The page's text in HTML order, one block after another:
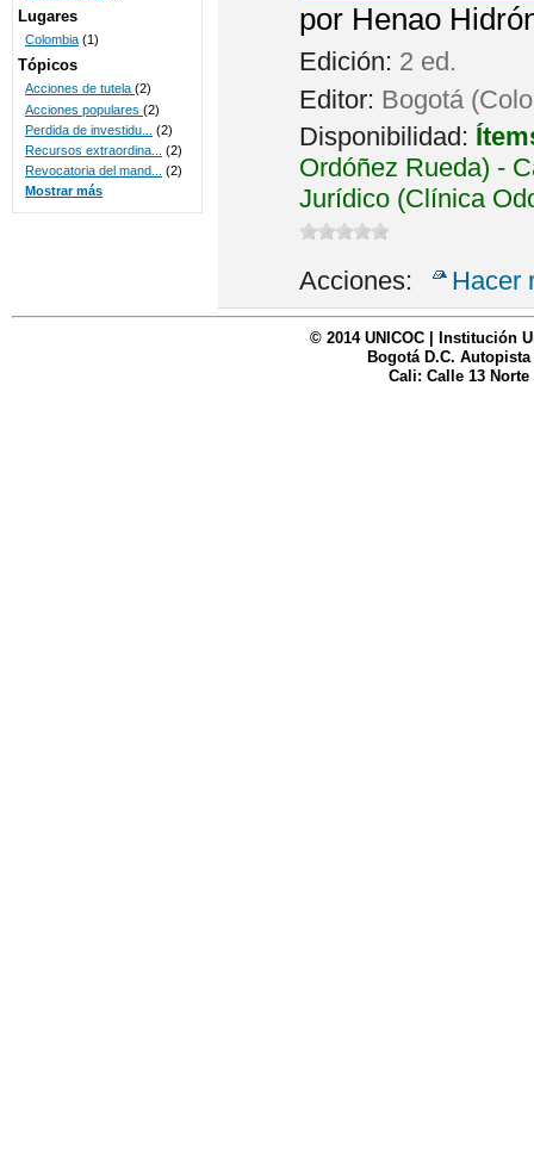
por Henao
Edición: 2 ed.
Editor: Bogotá
Disponibilidad:
Ordóñez Rueda) -
Jurídico (Clínica
Acciones: Hacer
Lugares
Colombia (1)
Tópicos
Acciones de tutela (2)
Acciones populares (2)
Perdida de investidu...
(2)
Recursos extraordina...
(2)
Revocatoria del mand...
(2)
Mostrar más
© 2014 UNICOC | Institución
Bogotá D.C. Autopista
Cali: Calle 13 Norte